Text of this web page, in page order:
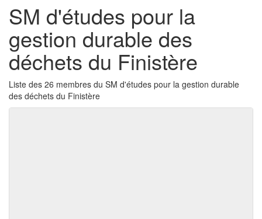
SM d'études pour la
gestion durable des
déchets du Finistère
Liste des 26 membres du SM d'études pour la gestion durable
des déchets du Finistère